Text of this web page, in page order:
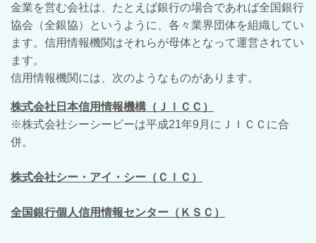
金業を営む会社は、たとえば銀行の場合であれば全国銀行
協会（全銀協）というように、各々業界団体を組織してい
ます。信用情報機関はそれらが母体となって運営されてい
ます。
信用情報機関には、次のようなものがあります。
株式会社日本信用情報機構（ＪＩＣＣ）
※株式会社シーシービーは平成21年9月にＪＩＣＣに合
併。
株式会社シー・アイ・シー（ＣＩＣ）
全国銀行個人信用情報センター（ＫＳＣ）